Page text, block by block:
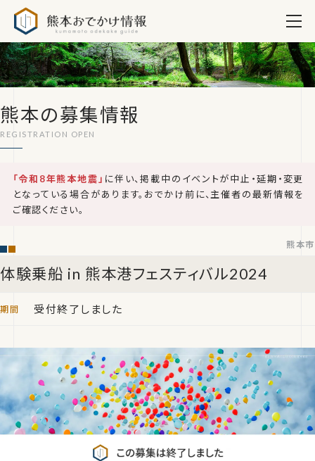
熊本の募集情報
「令和8年熊本地震」 に伴い、掲載中のイベントが中止・延期・変更
となっている場合があります。おでかけ前に、主催者の最新情報を
ご確認ください。
体験乗船 in 熊本港フェスティバル2024
熊本市
受付終了しました